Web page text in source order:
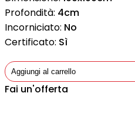
Profondità: 4cm
Incorniciato: No
Certificato: Sì
Aggiungi al carrello
Fai un'offerta